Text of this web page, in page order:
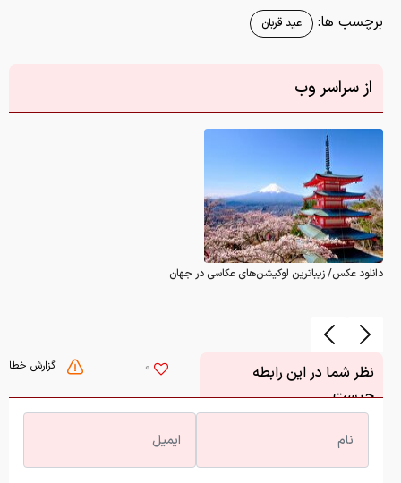
برچسب ها: عید قربان
از سراسر وب
دانلود عکس/ زیباترین لوکیشن‌های عکاسی در جهان
گزارش خطا 0
نظر شما در این رابطه
چیست